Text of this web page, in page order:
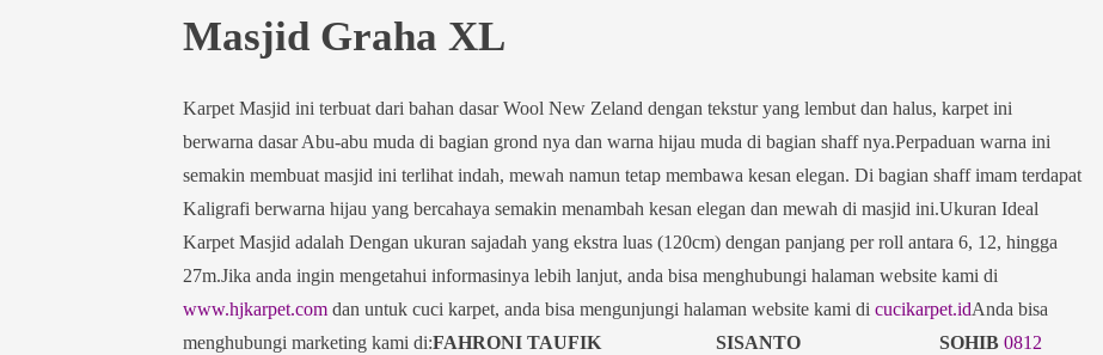
Masjid Graha XL
Karpet Masjid ini terbuat dari bahan dasar Wool New Zeland dengan tekstur yang lembut dan halus, karpet ini
berwarna dasar Abu-abu muda di bagian grond nya dan warna hijau muda di bagian shaff nya.Perpaduan warna ini
semakin membuat masjid ini terlihat indah, mewah namun tetap membawa kesan elegan. Di bagian shaff imam terdapat
Kaligrafi berwarna hijau yang bercahaya semakin menambah kesan elegan dan mewah di masjid ini.Ukuran Ideal
Karpet Masjid adalah Dengan ukuran sajadah yang ekstra luas (120cm) dengan panjang per roll antara 6, 12, hingga
27m.Jika anda ingin mengetahui informasinya lebih lanjut, anda bisa menghubungi halaman website kami di
www.hjkarpet.comdan untuk cuci karpet, anda bisa mengunjungi halaman website kami di cucikarpet.idAnda bisa
menghubungi marketing kami di:FAHRONI TAUFIK SISANTO SOHIB 0812